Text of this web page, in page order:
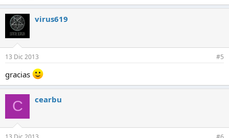
virus619
13 Dic 2013 #5
gracias
C cearbu